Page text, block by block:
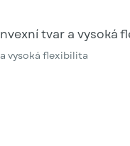
vysoká flexibilita